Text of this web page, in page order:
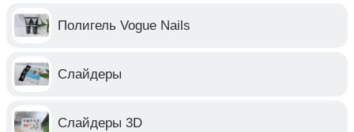
Полигель Vogue Nails
Слайдеры
Слайдеры 3D